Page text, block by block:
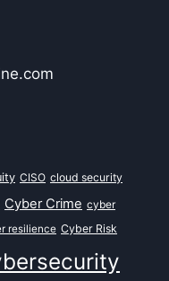
CISO cloud security
Cyber Crime cyber
resilience Cyber Risk